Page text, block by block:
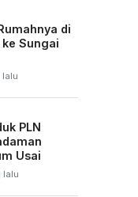
di
Sungai
PLN
Usai
lalu